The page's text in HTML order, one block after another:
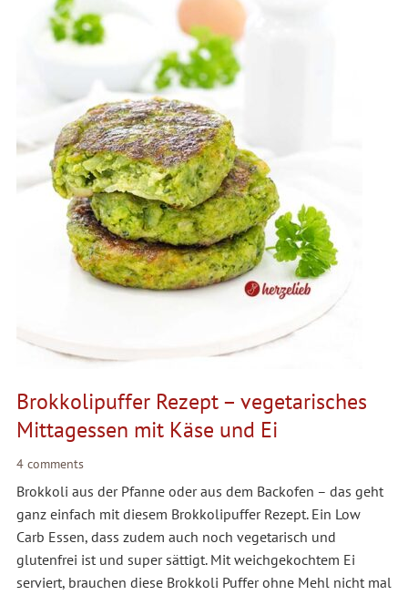
Brokkolipuffer Rezept – vegetarisches
Mittagessen mit Käse und Ei
4 comments
Brokkoli aus der Pfanne oder aus dem Backofen – das geht
ganz einfach mit diesem Brokkolipuffer Rezept. Ein Low
Carb Essen, dass zudem auch noch vegetarisch und
glutenfrei ist und super sättigt. Mit weichgekochtem Ei
serviert, brauchen diese Brokkoli Puffer ohne Mehl nicht mal